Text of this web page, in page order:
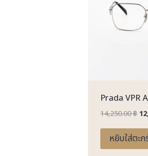
Prada VPR
14,250.00฿
หยิบใส่ตะก